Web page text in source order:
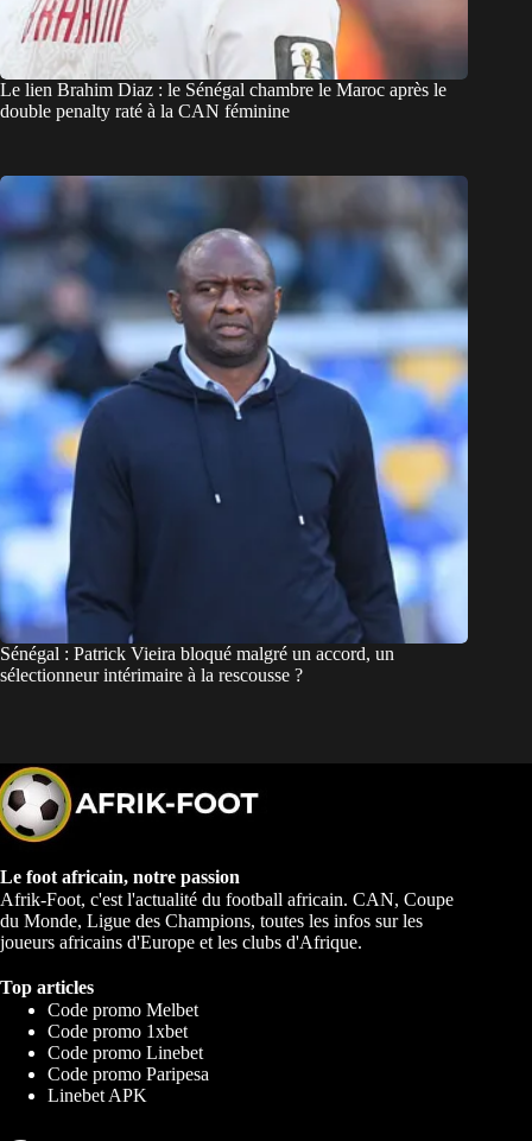
Le lien Brahim Diaz : le Sénégal chambre le Maroc après le
double penalty raté à la CAN féminine
Sénégal : Patrick Vieira bloqué malgré un accord, un
sélectionneur intérimaire à la rescousse ?
Le foot africain, notre passion
Afrik-Foot, c'est l'actualité du football africain. CAN, Coupe
du Monde, Ligue des Champions, toutes les infos sur les
joueurs africains d'Europe et les clubs d'Afrique.
Top articles
Code promo Melbet
Code promo 1xbet
Code promo Linebet
Code promo Paripesa
Linebet APK